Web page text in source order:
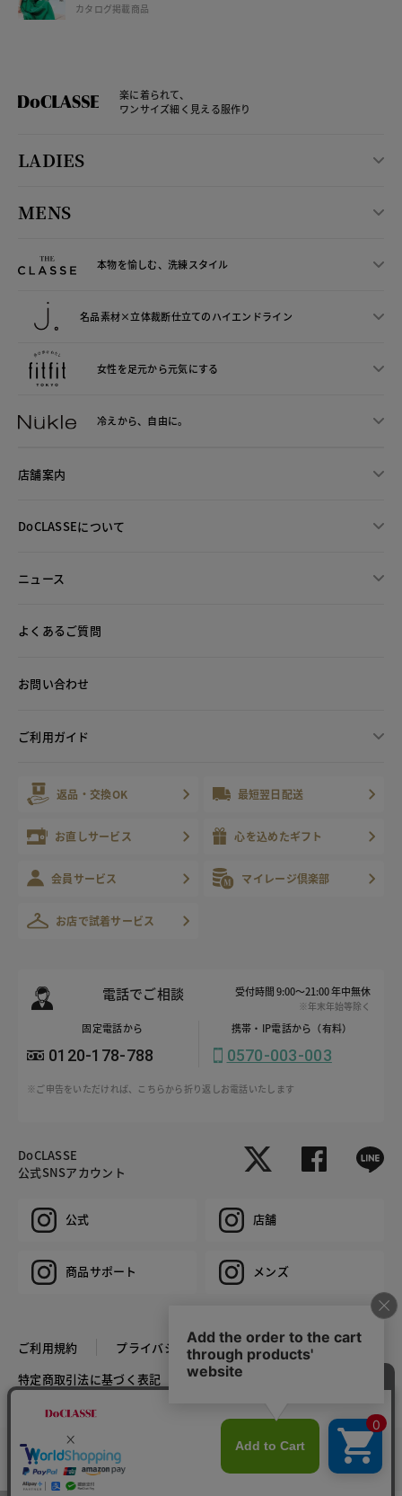
カラー・サイズを選択する
カタログ掲載商品
楽に着られて、
ワンサイズ細く見える服作り
LADIES
MENS
本物を愉しむ、洗練スタイル
名品素材×立体裁断仕立てのハイエンドライン
女性を足元から元気にする
冷えから、 自由に。
店舗案内
DoCLASSEについて
ニュース
よくあるご質問
お問い合わせ
ご利用ガイド
返品・交換OK 最短翌日配送
お直しサービス 心を込めたギフト
会員サービス マイレージ倶楽部
お店で試着サービス
電話でご相談 受付時間 9:00～21:00 年中無休
※年末年始等除く
固定電話から
0120-178-788
携帯・IP電話から（有料）
0570-003-003
※ご申告をいただければ、こちらから折り返しお電話いたします
DoCLASSE
公式SNSアカウント
公式 店舗
商品サポート メンズ
ご利用規約
プライバシーポリシー
特定商取引法に基づく表記
推奨環境
COPYRIGHT © DoCLASSE ALL RIGHTS RESERVED.